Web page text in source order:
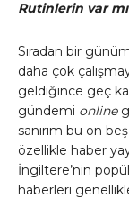
Rutinlerin var
Sıradan bir
daha çok
geldiğince geç
gündemi online
sanırım bu on
özellikle haber
İngiltere’nin
haberleri